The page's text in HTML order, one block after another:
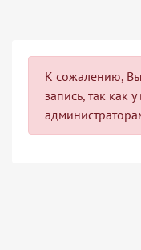
К сожалению,
запись, так как